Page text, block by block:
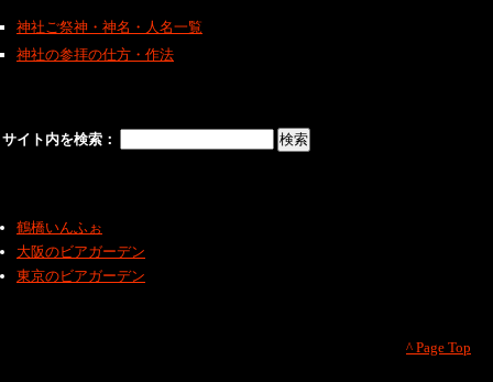
神社ご祭神・神名・人名一覧
神社の参拝の仕方・作法
サイト内を検索：
鶴橋いんふぉ
大阪のビアガーデン
東京のビアガーデン
^ Page Top